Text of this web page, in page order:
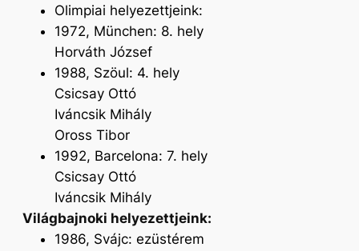
Olimpiai helyezettjeink:
1972, München: 8. hely
Horváth József
1988, Szöul: 4. hely
Csicsay Ottó
Iváncsik Mihály
Oross Tibor
1992, Barcelona: 7. hely
Csicsay Ottó
Iváncsik Mihály
Világbajnoki helyezettjeink:
1986, Svájc: ezüstérem